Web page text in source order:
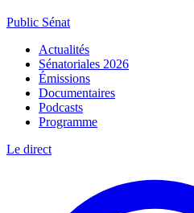
Public Sénat
Actualités
Sénatoriales 2026
Émissions
Documentaires
Podcasts
Programme
Le direct